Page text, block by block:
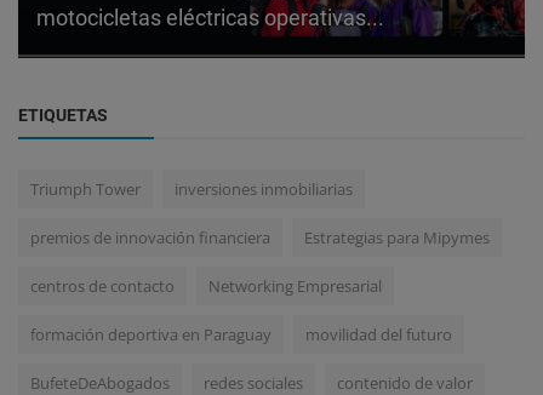
motocicletas eléctricas operativas...
ETIQUETAS
Triumph Tower inversiones inmobiliarias
premios de innovación financiera Estrategias para Mipymes
centros de contacto Networking Empresarial
formación deportiva en Paraguay movilidad del futuro
BufeteDeAbogados redes sociales contenido de valor